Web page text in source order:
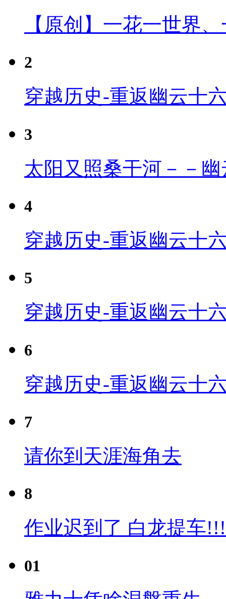
【原创】一花一世界
2
穿越历史-重返幽云十
3
太阳又照桑干河－－
4
穿越历史-重返幽云十
5
穿越历史-重返幽云十
6
穿越历史-重返幽云十
7
请你到天涯海角去
8
作业迟到了 白龙提车
01